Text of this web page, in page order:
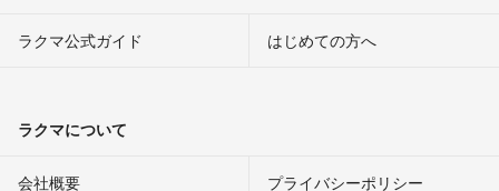
ラクマ公式ガイド はじめての方へ
ラクマについて
会社概要 プライバシーポリシー